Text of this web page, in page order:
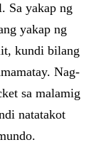
Sa yakap ng
yakap ng
kundi bilang
Nag-
sa malamig
natatakot